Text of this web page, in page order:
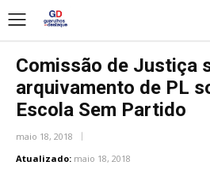
Comissão de Justiça
arquivamento de PL
Escola Sem Partido
maio 18, 2018
Atualizado: maio 18, 2018